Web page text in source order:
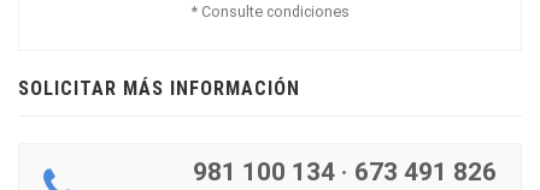
* Consulte condiciones
SOLICITAR MÁS INFORMACIÓN
981 100 134 · 673 491 826